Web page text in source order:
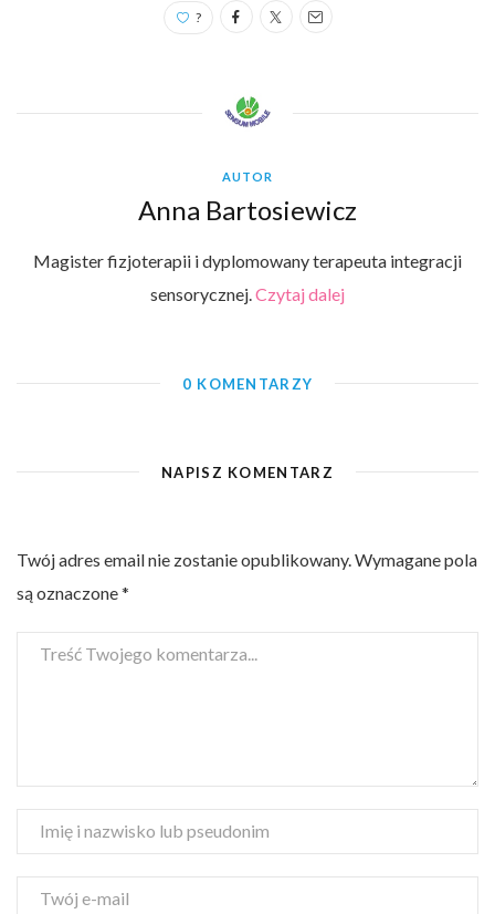
?
AUTOR
Anna Bartosiewicz
Magister fizjoterapii i dyplomowany terapeuta integracji
sensorycznej.Czytaj dalej
0 KOMENTARZY
NAPISZ KOMENTARZ
Twój adres email nie zostanie opublikowany.Wymagane pola
są oznaczone*